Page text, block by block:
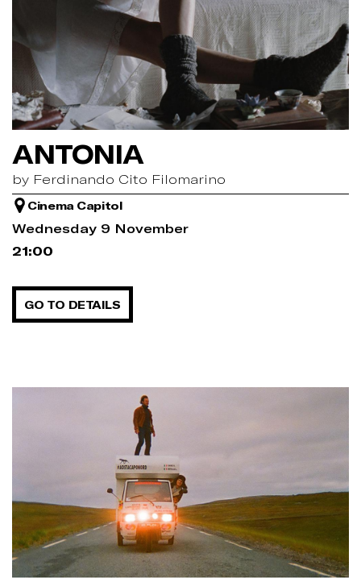
ANTONIA
by Ferdinando Cito Filomarino
Cinema Capitol
Wednesday 9 November
21:00
GO TO DETAILS